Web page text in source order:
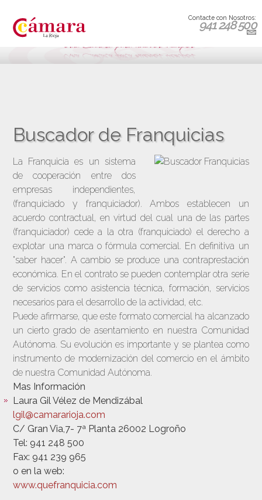
Contacte con Nosotros:
941 248 500
Buscador de Franquicias
La Franquicia es un sistema
de cooperación entre dos
empresas independientes,
(franquiciado y franquiciador). Ambos establecen un
acuerdo contractual, en virtud del cual una de las partes
(franquiciador) cede a la otra (franquiciado) el derecho a
explotar una marca o fórmula comercial. En definitiva un
"saber hacer". A cambio se produce una contraprestación
económica. En el contrato se pueden contemplar otra serie
de servicios como asistencia técnica, formación, servicios
necesarios para el desarrollo de la actividad, etc.
Puede afirmarse, que este formato comercial ha alcanzado
un cierto grado de asentamiento en nuestra Comunidad
Autónoma. Su evolución es importante y se plantea como
instrumento de modernización del comercio en el ámbito
de nuestra Comunidad Autónoma.
Mas Información
Laura Gil Vélez de Mendizábal
lgil@camararioja.com
C/ Gran Via,7- 7ª Planta 26002 Logroño
Tel: 941 248 500
Fax: 941 239 965
o en la web:
www.quefranquicia.com